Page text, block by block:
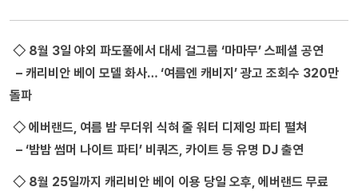
◇ 8월 3일 야외 파도풀에서 대세 걸그룹 ‘마마무’ 스페셜 공연
– 캐리비안 베이 모델 화사… ‘여름엔 캐비지’ 광고 조회수 320만
돌파
◇ 에버랜드, 여름 밤 무더위 식혀 줄 워터 디제잉 파티 펼쳐
– ‘밤밤 썸머 나이트 파티’ 비쿼즈, 카이트 등 유명 DJ 출연
◇ 8월 25일까지 캐리비안 베이 이용 당일 오후, 에버랜드 무료